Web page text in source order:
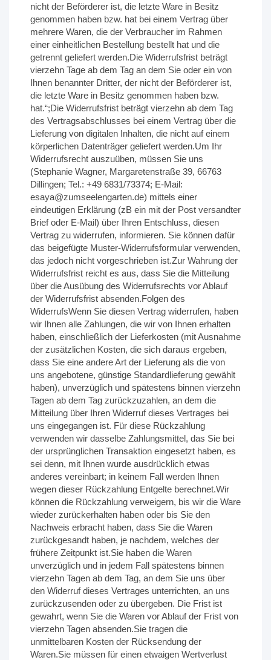
nicht der Beförderer ist, die letzte Ware in Besitz
genommen haben bzw. hat bei einem Vertrag über
mehrere Waren, die der Verbraucher im Rahmen
einer einheitlichen Bestellung bestellt hat und die
getrennt geliefert werden.Die Widerrufsfrist beträgt
vierzehn Tage ab dem Tag an dem Sie oder ein von
Ihnen benannter Dritter, der nicht der Beförderer ist,
die letzte Ware in Besitz genommen haben bzw.
hat.“;Die Widerrufsfrist beträgt vierzehn ab dem Tag
des Vertragsabschlusses bei einem Vertrag über die
Lieferung von digitalen Inhalten, die nicht auf einem
körperlichen Datenträger geliefert werden.Um Ihr
Widerrufsrecht auszuüben, müssen Sie uns
(Stephanie Wagner, Margaretenstraße 39, 66763
Dillingen; Tel.: +49 6831/73374; E-Mail:
esaya@zumseelengarten.de) mittels einer
eindeutigen Erklärung (zB ein mit der Post versandter
Brief oder E-Mail) über Ihren Entschluss, diesen
Vertrag zu widerrufen, informieren. Sie können dafür
das beigefügte Muster-Widerrufsformular verwenden,
das jedoch nicht vorgeschrieben ist.Zur Wahrung der
Widerrufsfrist reicht es aus, dass Sie die Mitteilung
über die Ausübung des Widerrufsrechts vor Ablauf
der Widerrufsfrist absenden.Folgen des
WiderrufsWenn Sie diesen Vertrag widerrufen, haben
wir Ihnen alle Zahlungen, die wir von Ihnen erhalten
haben, einschließlich der Lieferkosten (mit Ausnahme
der zusätzlichen Kosten, die sich daraus ergeben,
dass Sie eine andere Art der Lieferung als die von
uns angebotene, günstige Standardlieferung gewählt
haben), unverzüglich und spätestens binnen vierzehn
Tagen ab dem Tag zurückzuzahlen, an dem die
Mitteilung über Ihren Widerruf dieses Vertrages bei
uns eingegangen ist. Für diese Rückzahlung
verwenden wir dasselbe Zahlungsmittel, das Sie bei
der ursprünglichen Transaktion eingesetzt haben, es
sei denn, mit Ihnen wurde ausdrücklich etwas
anderes vereinbart; in keinem Fall werden Ihnen
wegen dieser Rückzahlung Entgelte berechnet.Wir
können die Rückzahlung verweigern, bis wir die Ware
wieder zurückerhalten haben oder bis Sie den
Nachweis erbracht haben, dass Sie die Waren
zurückgesandt haben, je nachdem, welches der
frühere Zeitpunkt ist.Sie haben die Waren
unverzüglich und in jedem Fall spätestens binnen
vierzehn Tagen ab dem Tag, an dem Sie uns über
den Widerruf dieses Vertrages unterrichten, an uns
zurückzusenden oder zu übergeben. Die Frist ist
gewahrt, wenn Sie die Waren vor Ablauf der Frist von
vierzehn Tagen absenden.Sie tragen die
unmittelbaren Kosten der Rücksendung der
Waren.Sie müssen für einen etwaigen Wertverlust